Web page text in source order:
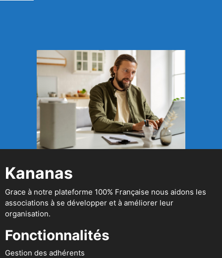
Kananas
Grace à notre plateforme 100% Française nous aidons les
associations à se développer et à améliorer leur
organisation.
Fonctionnalités
Gestion des adhérents